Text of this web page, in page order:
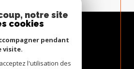
notre site
cookies
pendant
visite.
l'utilisation des